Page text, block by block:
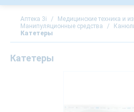
Аптека 3i / Медицинские техника и
Манипуляционные средства
/
Катетеры
Катетеры